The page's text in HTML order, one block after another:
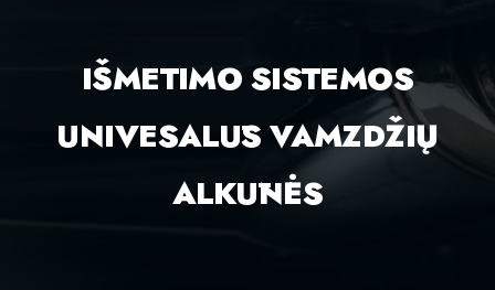
IŠMETIMO SISTEMOS
UNIVESALŪS VAMZDŽIŲ
ALKŪNĖS